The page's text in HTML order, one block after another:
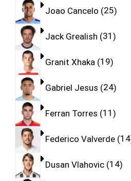
Joao Cancelo 25
Jack Grealish 31
Granit Xhaka 19
Gabriel Jesus 24
Ferran Torres 11
Federico Valverde 14
Dusan Vlahovic 14